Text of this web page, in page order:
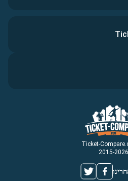
2015-2026